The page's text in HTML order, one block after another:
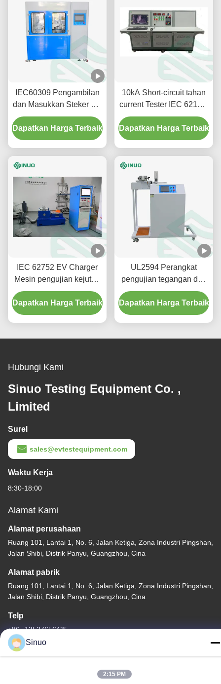
IEC60309 Pengambilan
dan Masukkan Steker EV
dengan Mesin Uji
Solution Dip
Dapatkan Harga Terbaik
10kA Short-circuit tahan
current Tester IEC 62196-
1 sesuai untuk EV
pengujian
Dapatkan Harga Terbaik
IEC 62752 EV Charger
Mesin pengujian kejutan
getaran elektromagnetik
Dapatkan Harga Terbaik
UL2594 Perangkat
pengujian tegangan dan
torsi kabel untuk colokan
dan soket kendaraan
Dapatkan Harga Terbaik
Hubungi Kami
Sinuo Testing Equipment Co. ,
Limited
Surel
sales@evtestequipment.com
Waktu Kerja
8:30-18:00
Alamat Kami
Alamat perusahaan
Ruang 101, Lantai 1, No. 6, Jalan Ketiga, Zona Industri Pingshan,
Jalan Shibi, Distrik Panyu, Guangzhou, Cina
Alamat pabrik
Ruang 101, Lantai 1, No. 6, Jalan Ketiga, Zona Industri Pingshan,
Jalan Shibi, Distrik Panyu, Guangzhou, Cina
Telp
+86--13527656435
Sinuo
2:15 PM